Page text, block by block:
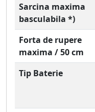
Sarcina maxima
basculabila *)
Forta de rupere
maxima / 50 cm
Tip Baterie